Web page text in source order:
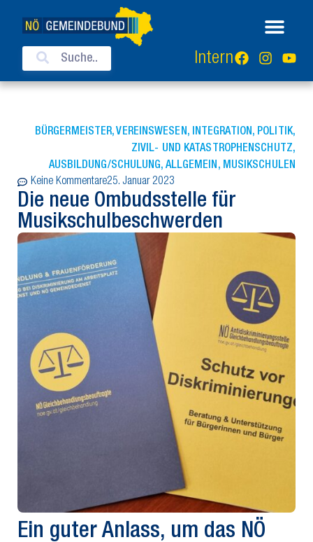
Intern
BÜRGERMEISTER,VEREINSWESEN , INTEGRATION , POLITIK,
ZIVIL- UND KATASTROPHENSCHUTZ,
AUSBILDUNG/SCHULUNG, ALLGEMEIN , MUSIKSCHULEN
Keine Kommentare25. Januar 2023
Die neue Ombudsstelle für
Musikschulbeschwerden
Ein guter Anlass, um das NÖ